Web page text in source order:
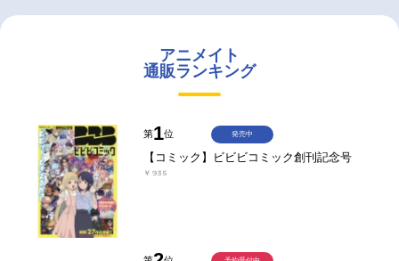
アニメイト
通販ランキング
第1位
【コミック】ビビビコミック創刊記念号
￥935
発売中